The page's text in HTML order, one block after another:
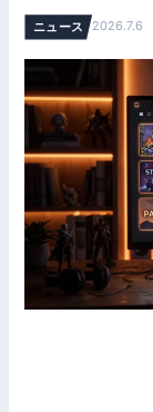
ニュース 2026.7.6